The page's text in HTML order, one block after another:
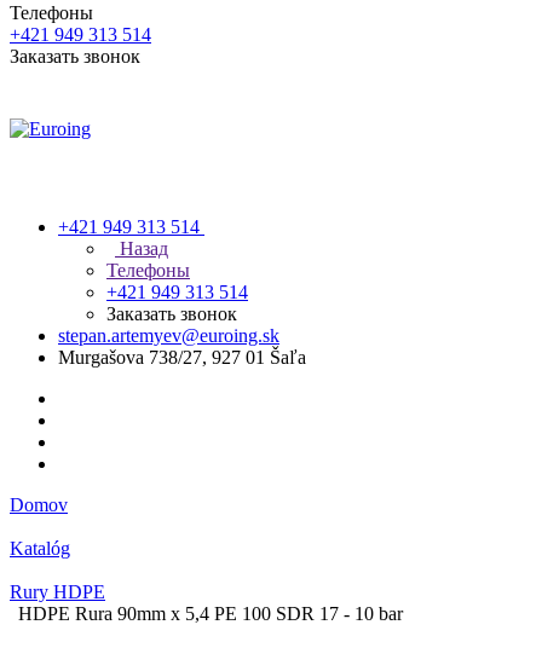
Телефоны
+421 949 313 514
Заказать звонок
+421 949 313 514
Назад
Телефоны
+421 949 313 514
Заказать звонок
stepan.artemyev@euroing.sk
Murgašova 738/27, 927 01 Šaľa
Domov
Katalóg
Rury HDPE
HDPE Rura 90mm x 5,4 PE 100 SDR 17 - 10 bar